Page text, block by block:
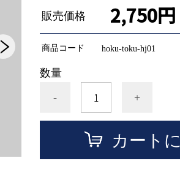
販売価格 2,750円
商品コード hoku-toku-hj01
数量
-
+
カート